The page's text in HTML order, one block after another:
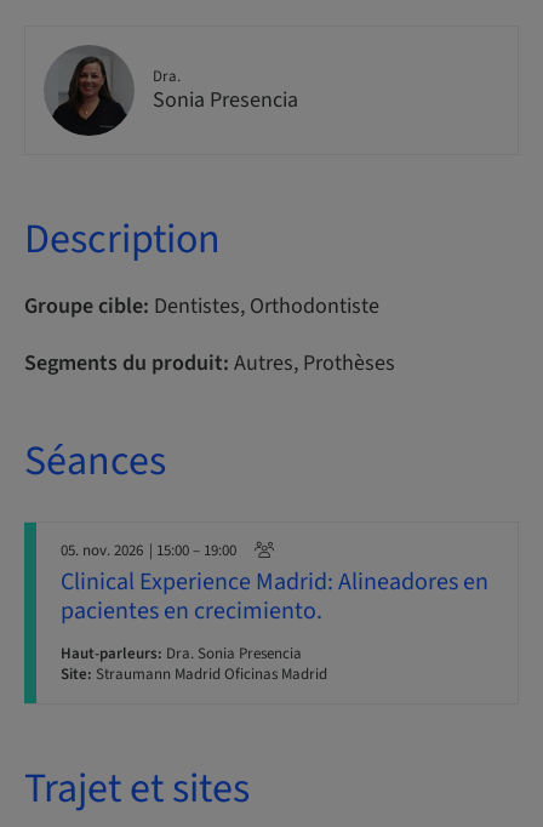
Dra.
Sonia Presencia
Description
Groupe cible: Dentistes, Orthodontiste
Segments du produit: Autres, Prothèses
Séances
05. nov. 2026 | 15:00 – 19:00
Clinical Experience Madrid: Alineadores en
pacientes en crecimiento.
Haut-parleurs: Dra. Sonia Presencia
Site: Straumann Madrid Oficinas Madrid
Trajet et sites